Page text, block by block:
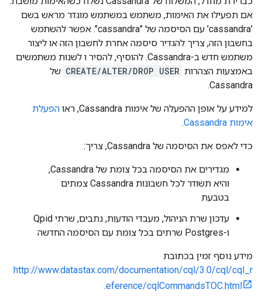
אם תפעילו את האימות, משתמש במשתמש מוגדר מראש בשם
'cassandra' עם הסיסמה של "cassandra". אפשר להשתמש
בחשבון הזה, צריך להגדיר סיסמה אחרת לחשבון הזה או ליצור
משתמש חדש ב-Cassandra. להוסיף, להסיר ו לשנות משתמשים
באמצעות הצהרות CREATE/ALTER/DROP USER של
Cassandra.
למידע על אופן ההפעלה של אימות Cassandra, ראו
הפעלת
אימות Cassandra
.
כדי לאפס את הסיסמה של Cassandra, צריך:
מגדירים את הסיסמה בכל צומת של Cassandra,
והיא תשודר לכל חשבונות Cassandra צמתים
בטבעת
עדכון שרת הניהול, מעבדי הודעות, נתבים, שרתי Qpid
ו-Postgres שרתים בכל צומת עם הסיסמה החדשה
מידע נוסף זמין בכתובת
http://www.datastax.com/documentation/cql/3.0/cql/cql_r
eference/cqlCommandsTOC.html
.